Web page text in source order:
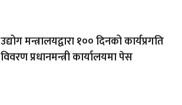
उद्योग मन्त्रालयद्वारा १०० दिनको कार्यप्रगति
विवरण प्रधानमन्त्री कार्यालयमा पेस